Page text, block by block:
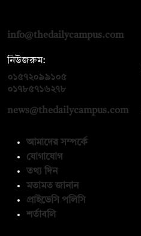
info@thedailycampus.com
নিউজরুম:
০১৫৭২০৯৯১০৫
০১৭৮৫৭১৬২৭৮
news@thedailycampus.com
আমাদের সম্পর্কে
যোগাযোগ
তথ্য দিন
মতামত জানান
প্রাইভেসি পলিসি
শর্তাবলি